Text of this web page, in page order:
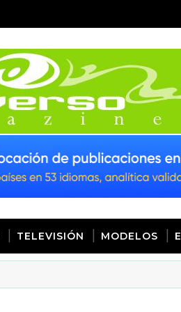
TELEVISIÓN MODELOS